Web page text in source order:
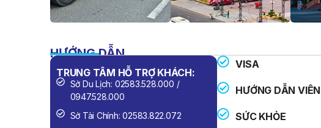
HƯỚNG DẪN
TRUNG TÂM HỖ TRỢ KHÁCH:
Sở Du Lịch: 02583.528.000 /
0947.528.000
Sở Tài Chính: 02583.822.072
Công An: 113
Cấp Cứu: 115
VISA
HƯỚNG DẪN VIÊN
SỨC KHỎE